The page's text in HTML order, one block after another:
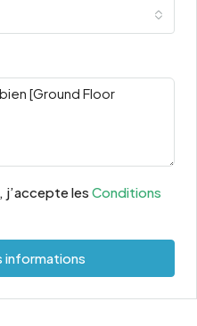
j’accepte les Conditions
informations